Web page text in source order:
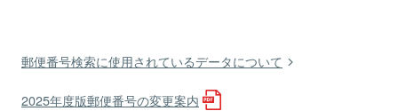
郵便番号検索に使用されているデータについて
2025年度版郵便番号の変更案内